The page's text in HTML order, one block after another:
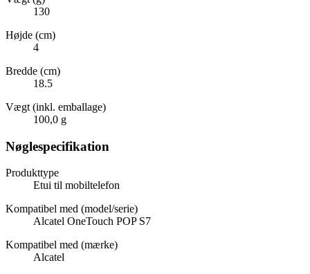
130
Højde (cm)
4
Bredde (cm)
18.5
Vægt (inkl. emballage)
100,0 g
Nøglespecifikation
Produkttype
Etui til mobiltelefon
Kompatibel med (model/serie)
Alcatel OneTouch POP S7
Kompatibel med (mærke)
Alcatel